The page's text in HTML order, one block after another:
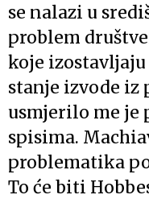
se nalazi u
problem
koje
stanje izvode iz
usmjerilo me je
spisima.
problematika
To će biti